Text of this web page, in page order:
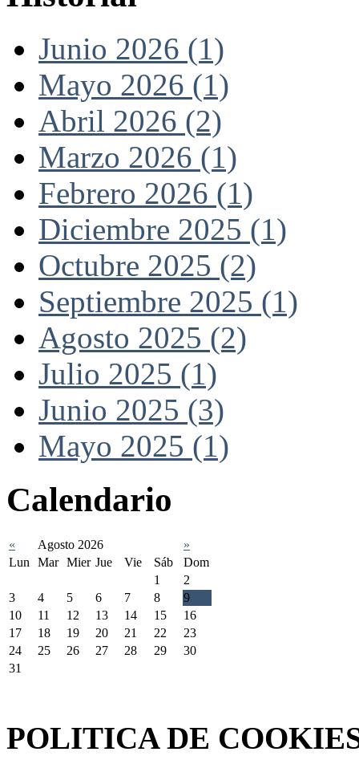
Junio 2026 (1)
Mayo 2026 (1)
Abril 2026 (2)
Marzo 2026 (1)
Febrero 2026 (1)
Diciembre 2025 (1)
Octubre 2025 (2)
Septiembre 2025 (1)
Agosto 2025 (2)
Julio 2025 (1)
Junio 2025 (3)
Mayo 2025 (1)
Calendario
« Agosto 2026
»
Lun
Mar Mier Jue Vie Sáb
Dom
1
2
3
4 5 6 7 8
9
10
11 12 13 14 15
16
17
18 19 20 21 22
23
24
25 26 27 28 29
30
31
POLITICA DE